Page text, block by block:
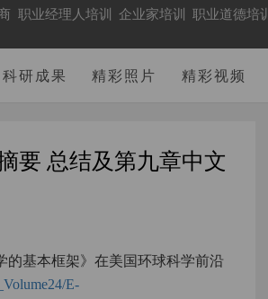
职业经理人培训 企业家培训 职业道德培训
科研成果 精彩照片 精彩视频
要 总结及第九章中文
的基本框架》在美国环球科学前沿
E-